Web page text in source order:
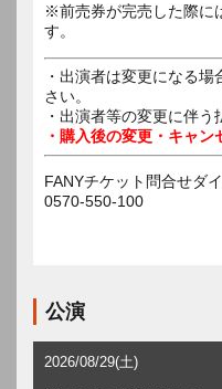
※前売券が完売した際に
す。
・出演者は変更になる
さい。
・出演者等の変更に伴う
・購入後の変更・キャン
FANYチケット問合せダ
0570-550-100
公演
2026/08/29(土)